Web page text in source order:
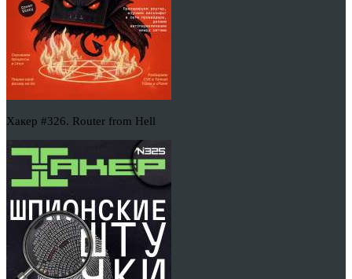
Хакер #326. Router from Hell